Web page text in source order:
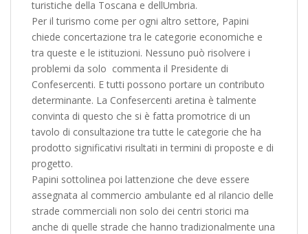
turistiche della Toscana e dellUmbria.
Per il turismo come per ogni altro settore, Papini
chiede concertazione tra le categorie economiche e
tra queste e le istituzioni. Nessuno può risolvere i
problemi da solo  commenta il Presidente di
Confesercenti. E tutti possono portare un contributo
determinante. La Confesercenti aretina è talmente
convinta di questo che si è fatta promotrice di un
tavolo di consultazione tra tutte le categorie che ha
prodotto significativi risultati in termini di proposte e di
progetto.
Papini sottolinea poi lattenzione che deve essere
assegnata al commercio ambulante ed al rilancio delle
strade commerciali non solo dei centri storici ma
anche di quelle strade che hanno tradizionalmente una